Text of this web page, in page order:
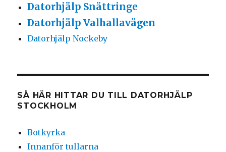
Datorhjälp Snättringe
Datorhjälp Valhallavägen
Datorhjälp Nockeby
SÅ HÄR HITTAR DU TILL DATORHJÄLP
STOCKHOLM
Botkyrka
Innanför tullarna